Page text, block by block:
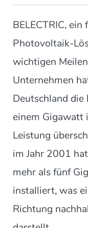
BELECTRIC,
Photovoltaik-
wichtigen
Unternehmen
Deutschland
einem
Leistung
im Jahr 2001
mehr als fünf
installiert, was
Richtung